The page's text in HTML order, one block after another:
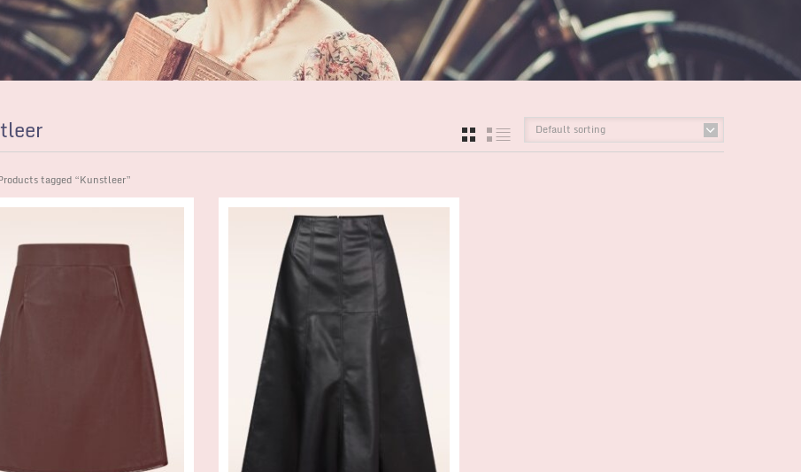
Default sorting
GRID LIST
tagged “Kunstleer”